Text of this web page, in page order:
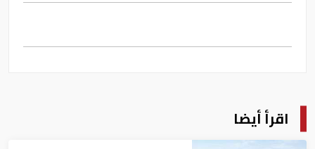
اقرأ أيضا